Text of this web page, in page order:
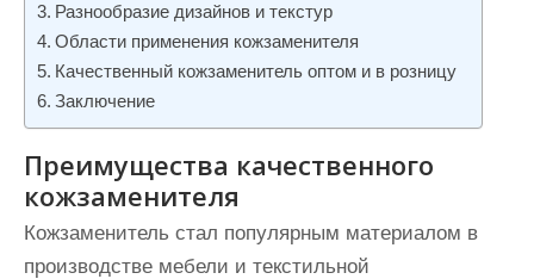
Разнообразие дизайнов и текстур
Области применения кожзаменителя
Качественный кожзаменитель оптом и в розницу
Заключение
Преимущества качественного
кожзаменителя
Кожзаменитель стал популярным материалом в
производстве мебели и текстильной